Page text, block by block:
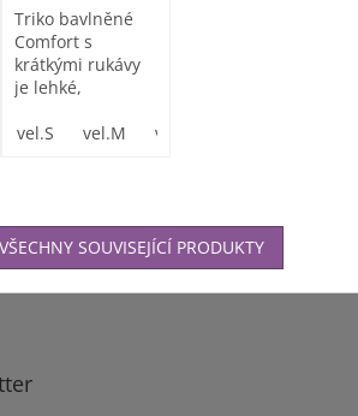
Triko bavlněné
Comfort s
krátkými rukávy
je lehké,
má lepené švy
vel.S vel.M vel.L
SOUVISEJÍCÍ PRODUKTY